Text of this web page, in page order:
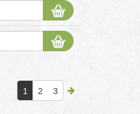
1 2 3